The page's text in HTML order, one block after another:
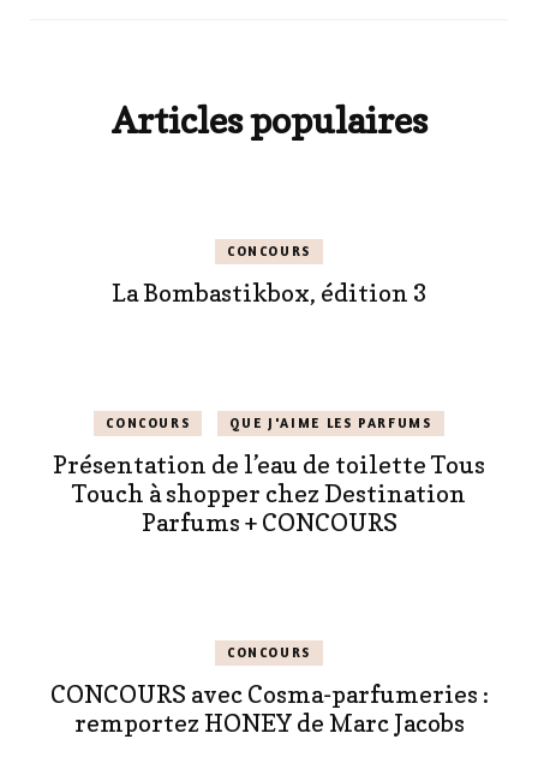
Articles populaires
CONCOURS
La Bombastikbox, édition 3
CONCOURS QUE J'AIME LES PARFUMS
Présentation de l’eau de toilette Tous
Touch à shopper chez Destination
Parfums + CONCOURS
CONCOURS
CONCOURS avec Cosma-parfumeries :
remportez HONEY de Marc Jacobs